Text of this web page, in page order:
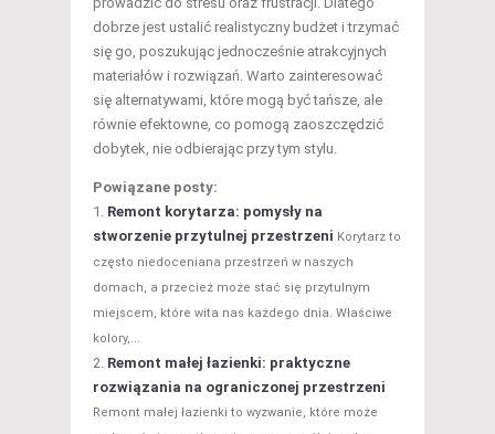
dobrze jest ustalić realistyczny budżet i trzymać
się go, poszukując jednocześnie atrakcyjnych
materiałów i rozwiązań. Warto zainteresować
się alternatywami, które mogą być tańsze, ale
równie efektowne, co pomogą zaoszczędzić
dobytek, nie odbierając przy tym stylu.
Powiązane posty:
Remont korytarza: pomysły na
stworzenie przytulnej przestrzeni Korytarz to
często niedoceniana przestrzeń w naszych
domach, a przecież może stać się przytulnym
miejscem, które wita nas każdego dnia. Właściwe
kolory,...
Remont małej łazienki: praktyczne
rozwiązania na ograniczonej przestrzeni
Remont małej łazienki to wyzwanie, które może